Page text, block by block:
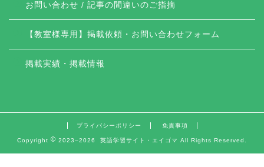
お問い合わせ / 記事の間違いのご指摘
【教室様専用】掲載依頼・お問い合わせフォーム
掲載実績・掲載情報
プライバシーポリシー 免責事項
Copyright 2023–2026 英語学習サイト・エイゴマ All Rights Reserved.